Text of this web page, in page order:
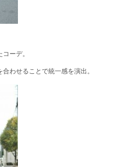
ーデ。
わせることで統一感を演出。